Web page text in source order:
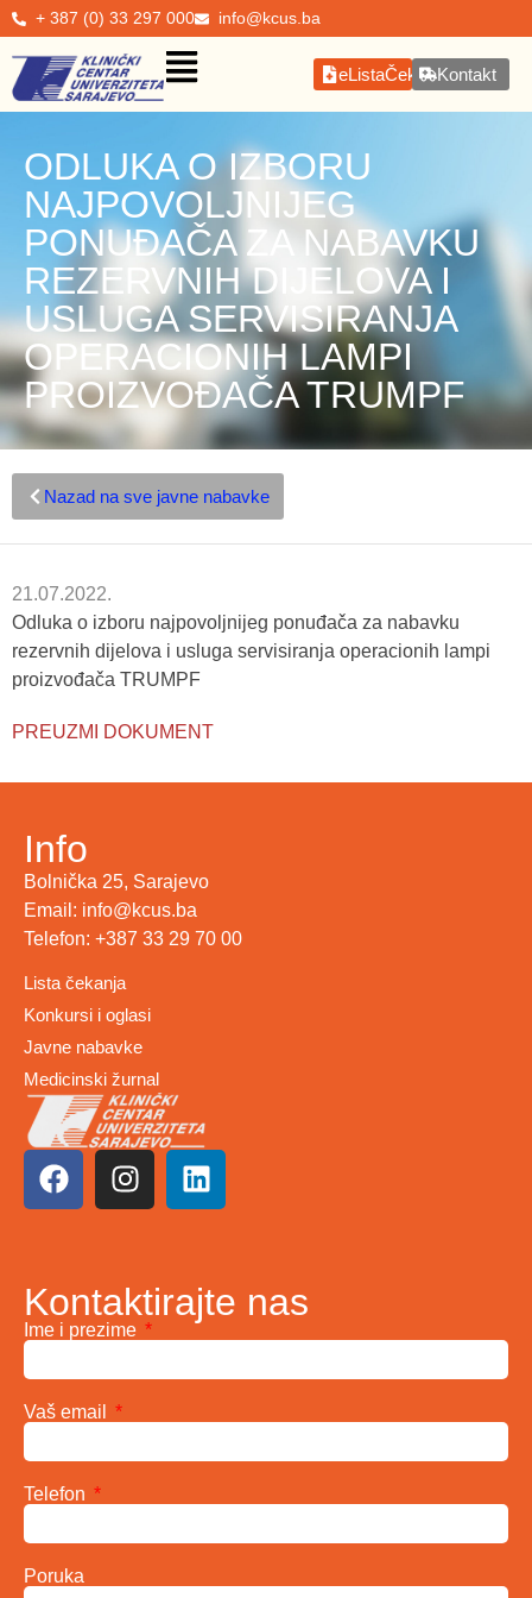
+ 387 (0) 33 297 000 info@kcus.ba
eListaČekanjaKontakt
ODLUKA O IZBORU
NAJPOVOLJNIJEG
PONUĐAČA ZA NABAVKU
REZERVNIH DIJELOVA I
USLUGA SERVISIRANJA
OPERACIONIH LAMPI
PROIZVOĐAČA TRUMPF
Nazad na sve javne nabavke
21.07.2022.
Odluka o izboru najpovoljnijeg ponuđača za nabavku
rezervnih dijelova i usluga servisiranja operacionih lampi
proizvođača TRUMPF
PREUZMI DOKUMENT
Info
Bolnička 25, Sarajevo
Email: info@kcus.ba
Telefon: +387 33 29 70 00
Lista čekanja
Konkursi i oglasi
Javne nabavke
Medicinski žurnal
Kontaktirajte nas
Ime i prezime
Vaš email
Telefon
Poruka